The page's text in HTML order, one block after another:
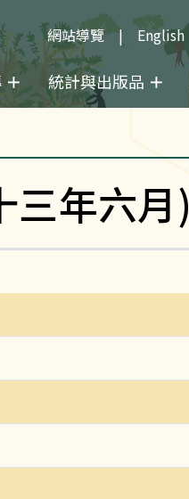
網站導覽 English
統計與出版品
三年六月)